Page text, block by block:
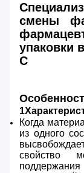
смены
упаковки
C
Когда
из одного
свойство